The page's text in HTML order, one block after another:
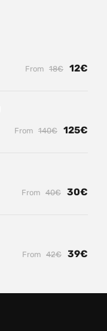
From 18€ 12€
From 140€ 125€
From 40€ 30€
From 42€ 39€